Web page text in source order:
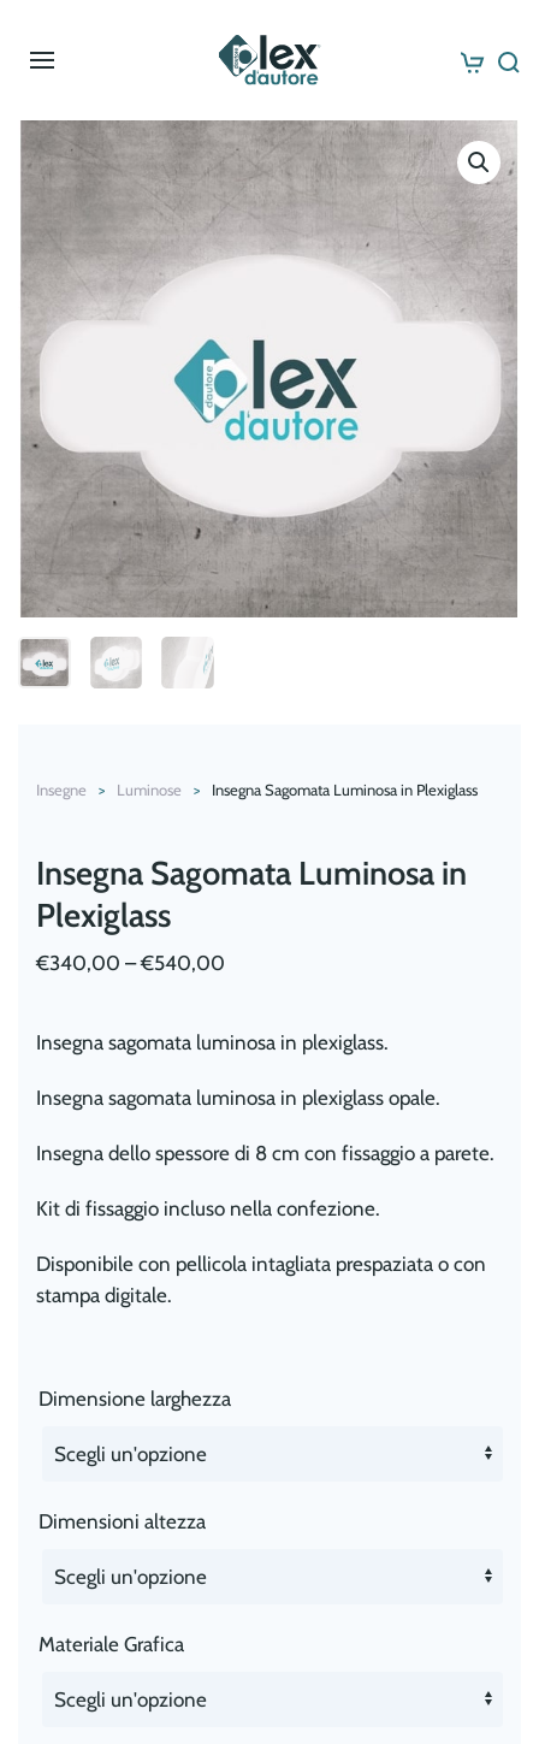
Skip to main content
Insegne Luminose Insegna Sagomata Luminosa in Plexiglass
Insegna Sagomata Luminosa in
Plexiglass
€340,00 –€540,00
Insegna sagomata luminosa in plexiglass.
Insegna sagomata luminosa in plexiglass opale.
Insegna dello spessore di 8 cm con fissaggio a parete.
Kit di fissaggio incluso nella confezione.
Disponibile con pellicola intagliata prespaziata o con
stampa digitale.
Dimensione larghezza
Dimensioni altezza
Materiale Grafica